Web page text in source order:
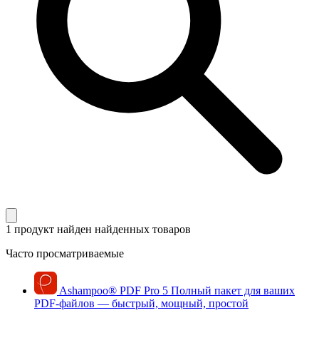
1 продукт найден найденных товаров
Часто просматриваемые
Ashampoo® PDF Pro 5 Полный пакет для ваших
PDF-файлов — быстрый, мощный, простой